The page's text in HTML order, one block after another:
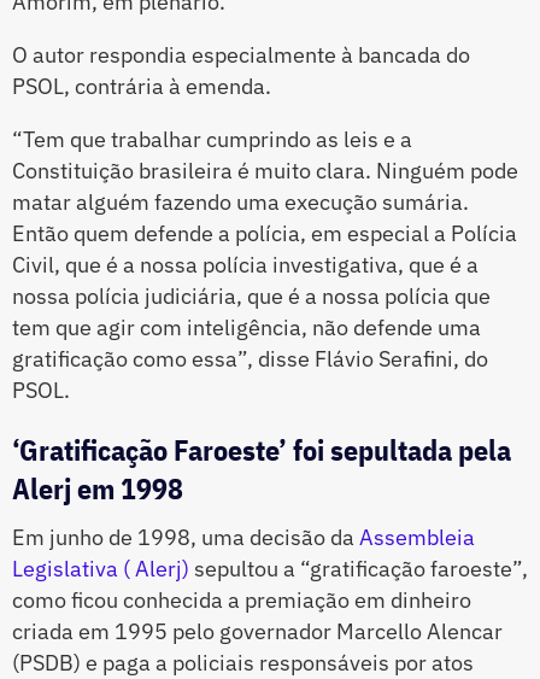
O autor respondia especialmente à bancada do
PSOL, contrária à emenda.
“Tem que trabalhar cumprindo as leis e a
Constituição brasileira é muito clara. Ninguém pode
matar alguém fazendo uma execução sumária.
Então quem defende a polícia, em especial a Polícia
Civil, que é a nossa polícia investigativa, que é a
nossa polícia judiciária, que é a nossa polícia que
tem que agir com inteligência, não defende uma
gratificação como essa”, disse Flávio Serafini, do
PSOL.
‘Gratificação Faroeste’ foi sepultada pela
Alerj em 1998
Em junho de 1998, uma decisão da Assembleia
Legislativa ( Alerj) sepultou a “gratificação faroeste”,
como ficou conhecida a premiação em dinheiro
criada em 1995 pelo governador Marcello Alencar
(PSDB) e paga a policiais responsáveis por atos